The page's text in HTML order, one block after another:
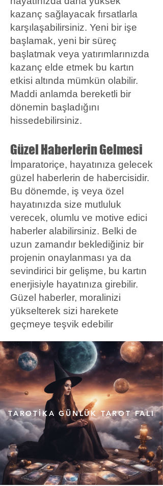
kazanç sağlayacak fırsatlarla
karşılaşabilirsiniz. Yeni bir işe
başlamak, yeni bir süreç
başlatmak veya yatırımlarınızda
kazanç elde etmek bu kartın
etkisi altında mümkün olabilir.
Maddi anlamda bereketli bir
dönemin başladığını
hissedebilirsiniz.
Güzel Haberlerin Gelmesi
İmparatoriçe, hayatınıza gelecek
güzel haberlerin de habercisidir.
Bu dönemde, iş veya özel
hayatınızda size mutluluk
verecek, olumlu ve motive edici
haberler alabilirsiniz. Belki de
uzun zamandır beklediğiniz bir
projenin onaylanması ya da
sevindirici bir gelişme, bu kartın
enerjisiyle hayatınıza girebilir.
Güzel haberler, moralinizi
yükselterek sizi harekete
geçmeye teşvik edebilir
TAROTİKA GÜNLÜK TAROT FALI